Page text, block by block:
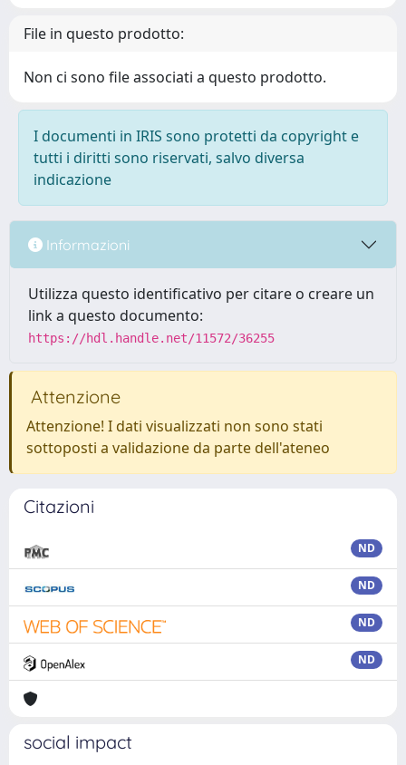
File in questo prodotto:
Non ci sono file associati a questo prodotto.
I documenti in IRIS sono protetti da copyright e
tutti i diritti sono riservati, salvo diversa
indicazione
Informazioni
Utilizza questo identificativo per citare o creare un
link a questo documento:
https://hdl.handle.net/11572/36255
Attenzione
Attenzione! I dati visualizzati non sono stati
sottoposti a validazione da parte dell'ateneo
Citazioni
ND
ND
ND
ND
social impact